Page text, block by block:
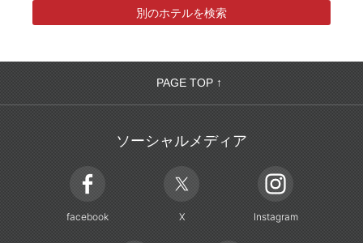
別のホテルを検索
PAGE TOP ↑
ソーシャルメディア
facebook X Instagram